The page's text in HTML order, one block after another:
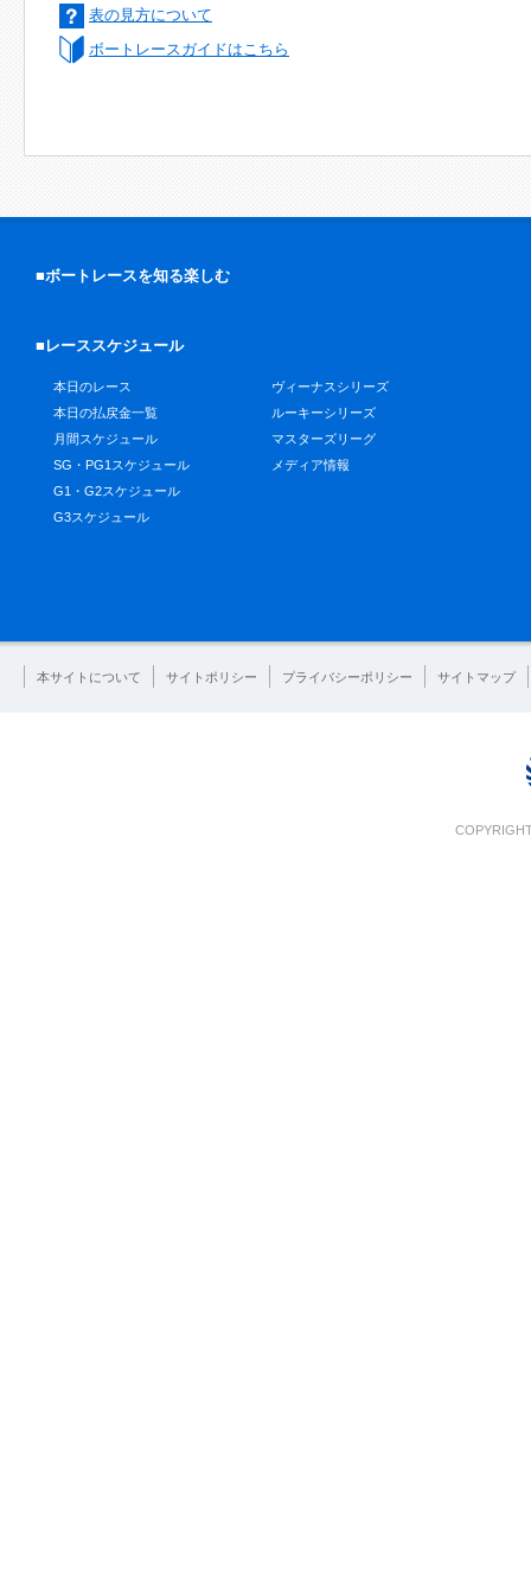
表の見方について
ボートレースガイドはこちら
■ボートレースを知る楽しむ
■レーススケジュール
本日のレース
本日の払戻金一覧
月間スケジュール
SG・PG1スケジュール
G1・G2スケジュール
G3スケジュール
ヴィーナスシリーズ
ルーキーシリーズ
マスターズリーグ
メディア情報
本サイトについて サイトポリシー プライバシーポリシー サイトマップ